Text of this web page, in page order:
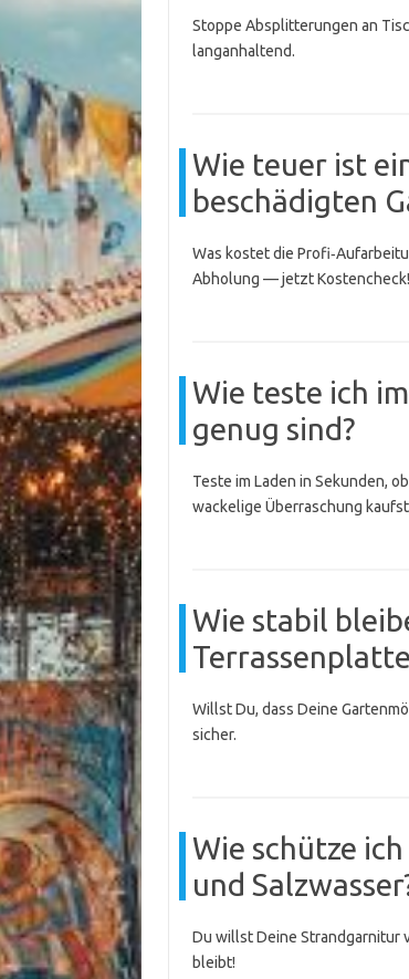
Stoppe Absplitterungen an
langanhaltend.
Wie teuer ist
beschädigten
Was kostet die
Abholung — jetzt Kostencheck!
Wie teste ich
genug sind?
Teste im Laden in Sekunden,
wackelige Überraschung
Wie stabil
Willst Du, dass Deine
sicher.
Wie schütze
und
Du willst Deine Strandgarnitur
bleibt!